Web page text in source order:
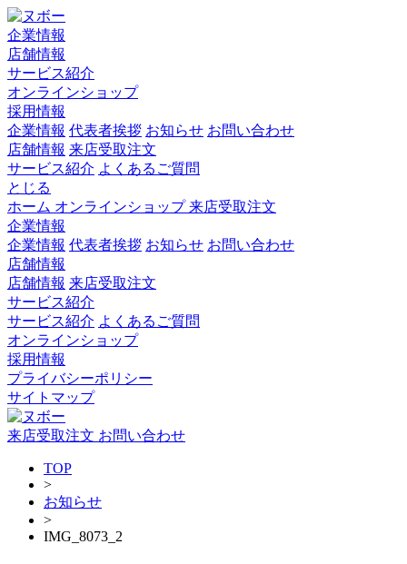
企業情報
店舗情報
サービス紹介
オンラインショップ
採用情報
企業情報 代表者挨拶 お知らせ お問い合わせ
店舗情報 来店受取注文
サービス紹介 よくあるご質問
とじる
ホーム オンラインショップ来店受取注文
企業情報
企業情報 代表者挨拶 お知らせ お問い合わせ
店舗情報
店舗情報 来店受取注文
サービス紹介
サービス紹介 よくあるご質問
オンラインショップ
採用情報
プライバシーポリシー
サイトマップ
来店受取注文 お問い合わせ
TOP
>
お知らせ
>
IMG_8073_2